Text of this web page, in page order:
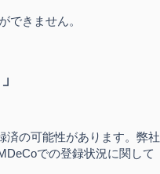
できません。
済の可能性があります。弊社
での登録状況に関して